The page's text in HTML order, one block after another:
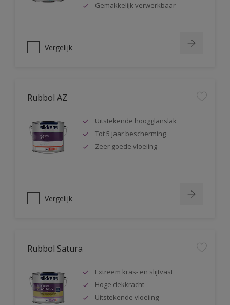
Gemakkelijk verwerkbaar
Vergelijk
Rubbol AZ
Uitstekende hoogglanslak
Tot 5 jaar bescherming
Zeer goede vloeiing
Vergelijk
Rubbol Satura
Extreem kras- en slijtvast
Hoge dekkracht
Uitstekende vloeiing